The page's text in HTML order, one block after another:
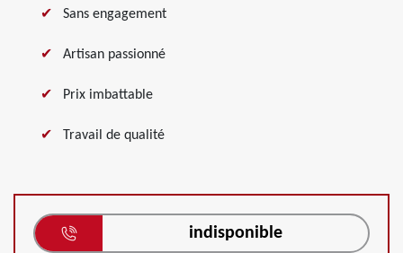
Sans engagement
Artisan passionné
Prix imbattable
Travail de qualité
indisponible